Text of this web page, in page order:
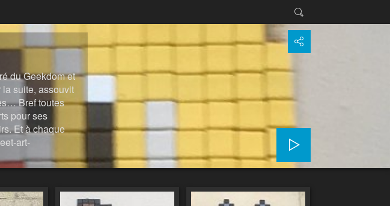
du Geekdom et
suite, assouvit
Bref toutes
pour ses
Et à chaque
art-